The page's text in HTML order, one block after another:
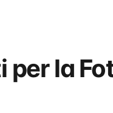
per la